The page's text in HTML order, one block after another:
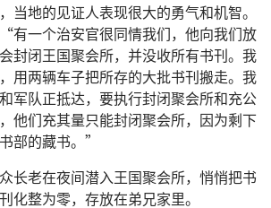
当地的见证人表现很大的勇气和机智。
一个治安官很同情我们，他向我们放
封闭王国聚会所，并没收所有书刊。我
用两辆车子把所存的大批书刊搬走。我
军队正抵达，要执行封闭聚会所和充公
他们充其量只能封闭聚会所，因为剩下
部的藏书。”
长老在夜间潜入王国聚会所，悄悄把书
化整为零，存放在弟兄家里。